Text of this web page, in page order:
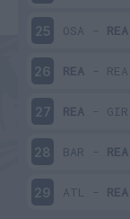
25 OSA - REA
26 REA - REA
27 REA - GIR
28 BAR - REA
29 ATL - REA